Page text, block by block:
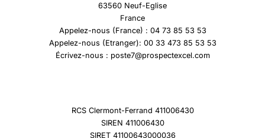
63560 Neuf-Eglise
France
Appelez-nous (France) : 04 73 85 53 53
Appelez-nous (Etranger): 00 33 473 85 53 53
Écrivez-nous : poste7@prospectexcel.com
RCS Clermont-Ferrand 411006430
SIREN 411006430
SIRET 41100643000036